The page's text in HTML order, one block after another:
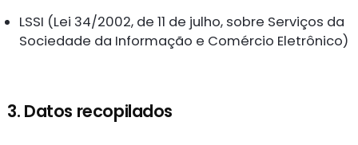
LSSI (Lei 34/2002, de 11 de julho, sobre Serviços da
Sociedade da Informação e Comércio Eletrônico)
3. Datos recopilados